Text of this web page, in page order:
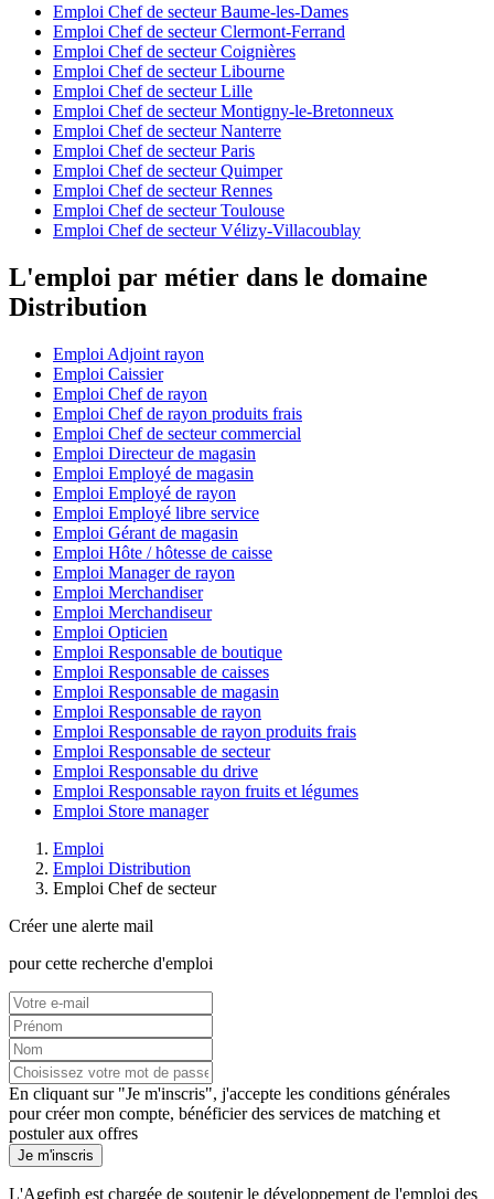
Emploi Chef de secteur Baume-les-Dames
Emploi Chef de secteur Clermont-Ferrand
Emploi Chef de secteur Coignières
Emploi Chef de secteur Libourne
Emploi Chef de secteur Lille
Emploi Chef de secteur Montigny-le-Bretonneux
Emploi Chef de secteur Nanterre
Emploi Chef de secteur Paris
Emploi Chef de secteur Quimper
Emploi Chef de secteur Rennes
Emploi Chef de secteur Toulouse
Emploi Chef de secteur Vélizy-Villacoublay
L'emploi par métier dans le domaine
Distribution
Emploi Adjoint rayon
Emploi Caissier
Emploi Chef de rayon
Emploi Chef de rayon produits frais
Emploi Chef de secteur commercial
Emploi Directeur de magasin
Emploi Employé de magasin
Emploi Employé de rayon
Emploi Employé libre service
Emploi Gérant de magasin
Emploi Hôte / hôtesse de caisse
Emploi Manager de rayon
Emploi Merchandiser
Emploi Merchandiseur
Emploi Opticien
Emploi Responsable de boutique
Emploi Responsable de caisses
Emploi Responsable de magasin
Emploi Responsable de rayon
Emploi Responsable de rayon produits frais
Emploi Responsable de secteur
Emploi Responsable du drive
Emploi Responsable rayon fruits et légumes
Emploi Store manager
Emploi
Emploi Distribution
Emploi Chef de secteur
Créer une alerte mail
pour cette recherche d'emploi
En cliquant sur "Je m'inscris", j'accepte les conditions générales
pour créer mon compte, bénéficier des services de matching et
postuler aux offres
Je m'inscris
L'Agefiph est chargée de soutenir le développement de l'emploi des